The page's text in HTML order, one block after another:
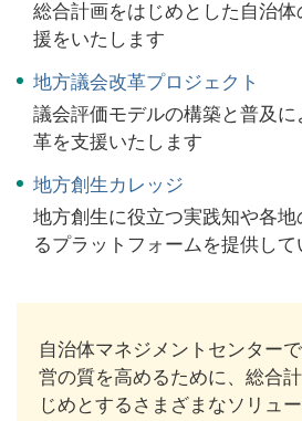
総合計画をはじめとした自治
援をいたします
地方議会改革プロジェクト
議会評価モデルの構築と普及
革を支援いたします
地方創生カレッジ
地方創生に役立つ実践知や各
るプラットフォームを提供して
自治体マネジメントセンター
営の質を高めるために、総合
じめとするさまざまなソリュ